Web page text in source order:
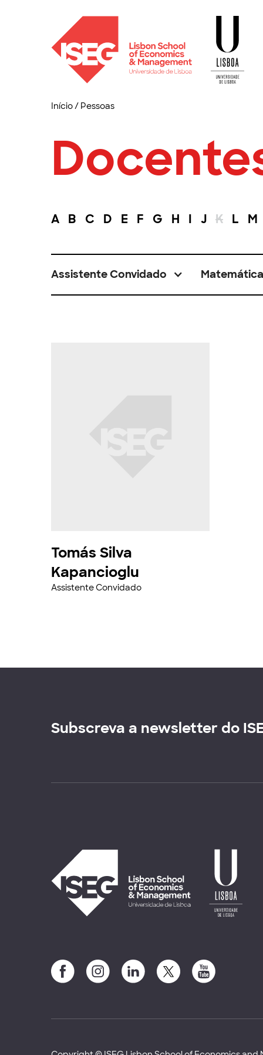
Início/ Pessoas
A B C D E F G H I J K L M
Assistente Convidado Matemática
Tomás Silva
Kapancioglu
Assistente Convidado
Subscreva a newsletter do